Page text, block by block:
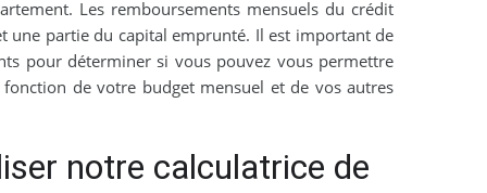
Les remboursements mensuels du crédit
une partie du capital emprunté. Il est important de
pour déterminer si vous pouvez vous permettre
de votre budget mensuel et de vos autres
notre calculatrice de